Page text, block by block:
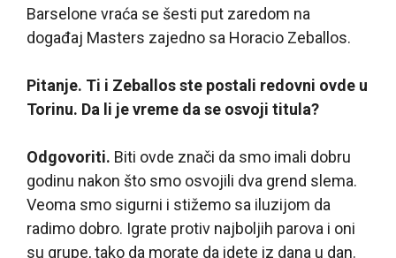
Barselone vraća se šesti put zaredom na
događaj Masters zajedno sa Horacio Zeballos.
Pitanje. Ti i Zeballos ste postali redovni ovde u
Torinu. Da li je vreme da se osvoji titula?
Odgovoriti. Biti ovde znači da smo imali dobru
godinu nakon što smo osvojili dva grend slema.
Veoma smo sigurni i stižemo sa iluzijom da
radimo dobro. Igrate protiv najboljih parova i oni
su grupe, tako da morate da idete iz dana u dan.